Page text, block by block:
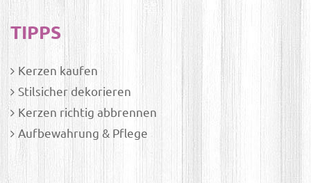
TIPPS
Kerzen kaufen
Stilsicher dekorieren
Kerzen richtig abbrennen
Aufbewahrung & Pflege